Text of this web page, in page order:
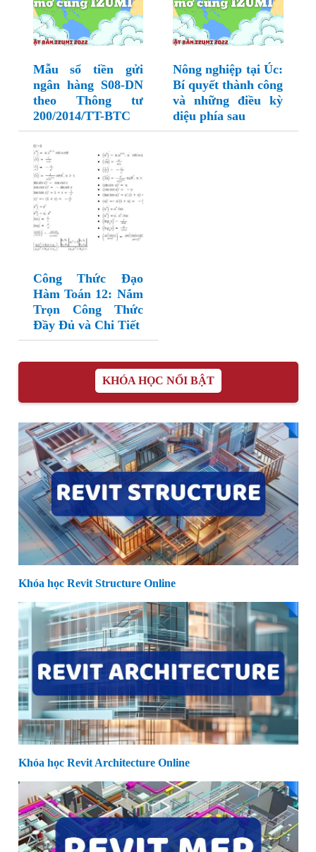
Mẫu sổ tiền gửi
ngân hàng S08-DN
theo Thông tư
200/2014/TT-BTC
Nông nghiệp tại Úc:
Bí quyết thành công
và những điều kỳ
diệu phía sau
Công Thức Đạo
Hàm Toán 12: Nắm
Trọn Công Thức
Đầy Đủ và Chi Tiết
KHÓA HỌC NỔI BẬT
Khóa học Revit Structure Online
Khóa học Revit Architecture Online